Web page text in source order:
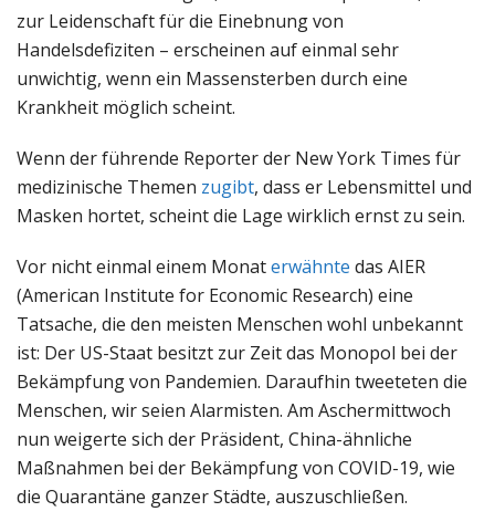
zur Leidenschaft für die Einebnung von
Handelsdefiziten – erscheinen auf einmal sehr
unwichtig, wenn ein Massensterben durch eine
Krankheit möglich scheint.
Wenn der führende Reporter der New York Times für
medizinische Themen zugibt, dass er Lebensmittel und
Masken hortet, scheint die Lage wirklich ernst zu sein.
Vor nicht einmal einem Monaterwähnte das AIER
(American Institute for Economic Research) eine
Tatsache, die den meisten Menschen wohl unbekannt
ist: Der US-Staat besitzt zur Zeit das Monopol bei der
Bekämpfung von Pandemien. Daraufhin tweeteten die
Menschen, wir seien Alarmisten. Am Aschermittwoch
nun weigerte sich der Präsident, China-ähnliche
Maßnahmen bei der Bekämpfung von COVID-19, wie
die Quarantäne ganzer Städte, auszuschließen.